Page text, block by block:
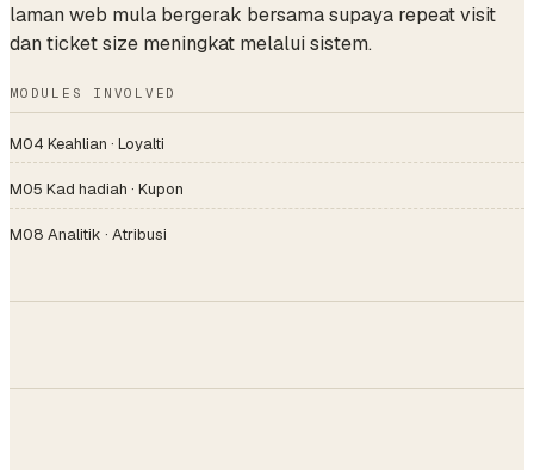
laman web mula bergerak bersama supaya repeat visit
dan ticket size meningkat melalui sistem.
MODULES INVOLVED
M04 Keahlian · Loyalti
M05 Kad hadiah · Kupon
M08 Analitik · Atribusi